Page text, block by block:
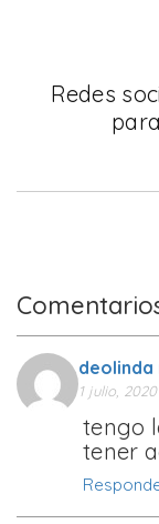
Redes
deolinda
1 julio,
tengo
tener